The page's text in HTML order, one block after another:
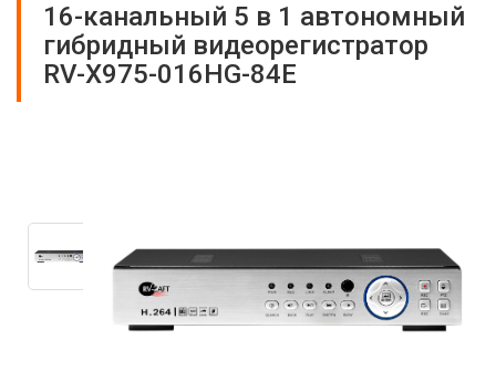
16-канальный 5 в 1 автономный
гибридный видеорегистратор
RV-X975-016HG-84E